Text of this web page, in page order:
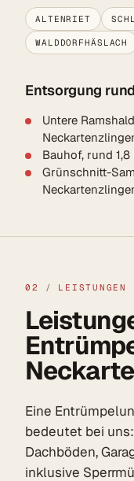
ALTENRIET
WALDDORFHÄSLACH
Entsorgung
Untere
Bauhof, rund
Grünschnitt-
02 / LEISTUNGEN
Eine
bedeutet bei
Dachböden,
inklusive